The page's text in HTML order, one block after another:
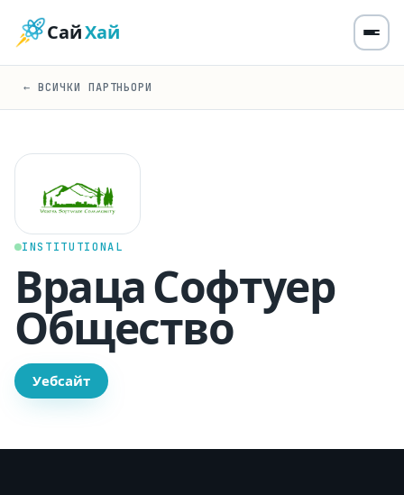
СайХай
← ВСИЧКИ ПАРТНЬОРИ
INSTITUTIONAL
Враца Софтуер
Общество
Уебсайт